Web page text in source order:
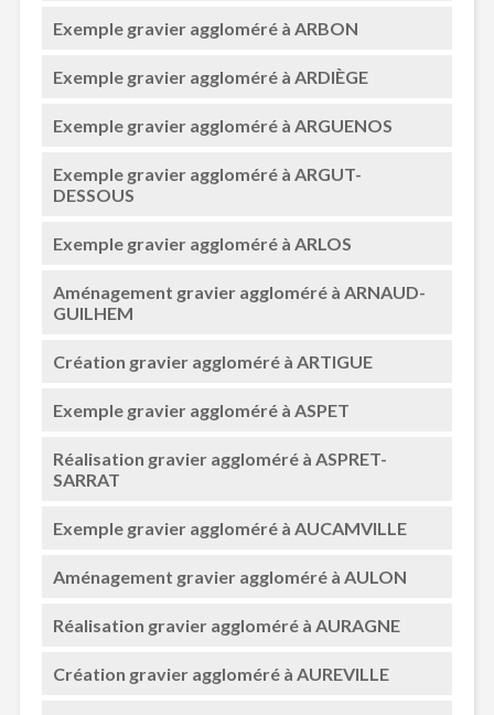
Exemple gravier aggloméré à ARBON
Exemple gravier aggloméré à ARDIÈGE
Exemple gravier aggloméré à ARGUENOS
Exemple gravier aggloméré à ARGUT-
DESSOUS
Exemple gravier aggloméré à ARLOS
Aménagement gravier aggloméré à ARNAUD-
GUILHEM
Création gravier aggloméré à ARTIGUE
Exemple gravier aggloméré à ASPET
Réalisation gravier aggloméré à ASPRET-
SARRAT
Exemple gravier aggloméré à AUCAMVILLE
Aménagement gravier aggloméré à AULON
Réalisation gravier aggloméré à AURAGNE
Création gravier aggloméré à AUREVILLE